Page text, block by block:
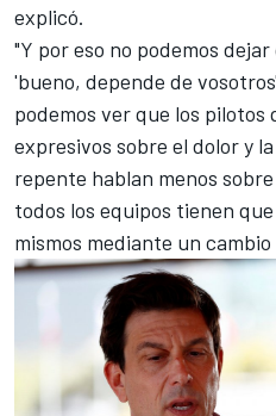
explicó.
"Y por eso no podemos
'bueno, depende de
podemos ver que los pilotos
expresivos sobre el dolor y
repente hablan menos
todos los equipos tienen
mismos mediante un